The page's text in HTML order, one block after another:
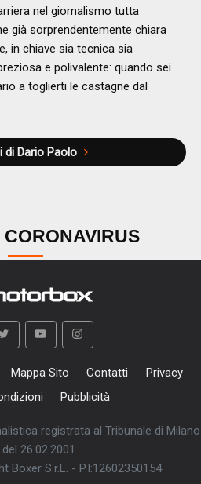
nel giornalismo tutta
già sorprendentemente chiara
in chiave sia tecnica sia
e polivalente: quando sei
a toglierti le castagne dal
di Dario Paolo
Mappa Sito Contatti
Privacy
Pubblicità
registrata al Tribunale di Milano
26.02.2001
Boxer S.r.L. - P.I:12602350154